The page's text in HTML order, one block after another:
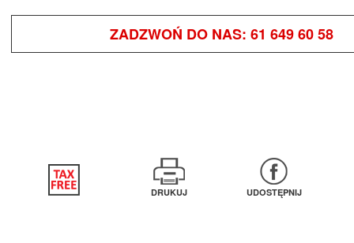
ZADZWOŃ DO NAS: 61 649 60 58
DRUKUJ UDOSTĘPNIJ